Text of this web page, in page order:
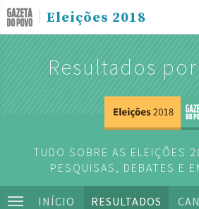
Eleições 2018
Resultados
TUDO SOBRE AS ELEIÇÕES
PESQUISAS, DEBATES E
INÍCIO RESULTADOS